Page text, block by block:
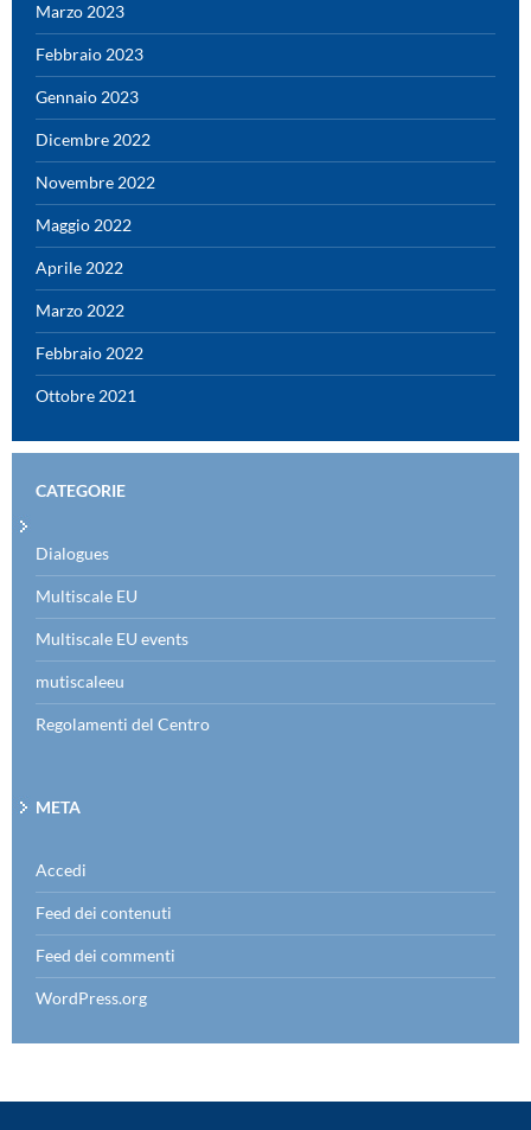
Marzo 2023
Febbraio 2023
Gennaio 2023
Dicembre 2022
Novembre 2022
Maggio 2022
Aprile 2022
Marzo 2022
Febbraio 2022
Ottobre 2021
CATEGORIE
Dialogues
Multiscale EU
Multiscale EU events
mutiscaleeu
Regolamenti del Centro
META
Accedi
Feed dei contenuti
Feed dei commenti
WordPress.org